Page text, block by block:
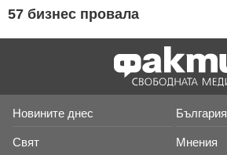
57 бизнес провала
Новините днес България
Свят Мнения